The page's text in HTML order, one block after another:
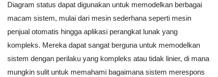
Diagram status dapat digunakan untuk memodelkan berbagai
macam sistem, mulai dari mesin sederhana seperti mesin
penjual otomatis hingga aplikasi perangkat lunak yang
kompleks. Mereka dapat sangat berguna untuk memodelkan
sistem dengan perilaku yang kompleks atau tidak linier, di mana
mungkin sulit untuk memahami bagaimana sistem merespons